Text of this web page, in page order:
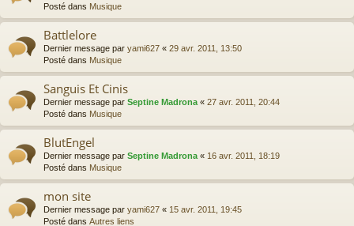
Posté dans Musique
Battlelore
Dernier message par yami627 « 29 avr. 2011, 13:50
Posté dans Musique
Sanguis Et Cinis
Dernier message par Septine Madrona « 27 avr. 2011, 20:44
Posté dans Musique
BlutEngel
Dernier message par Septine Madrona « 16 avr. 2011, 18:19
Posté dans Musique
mon site
Dernier message par yami627 « 15 avr. 2011, 19:45
Posté dans Autres liens